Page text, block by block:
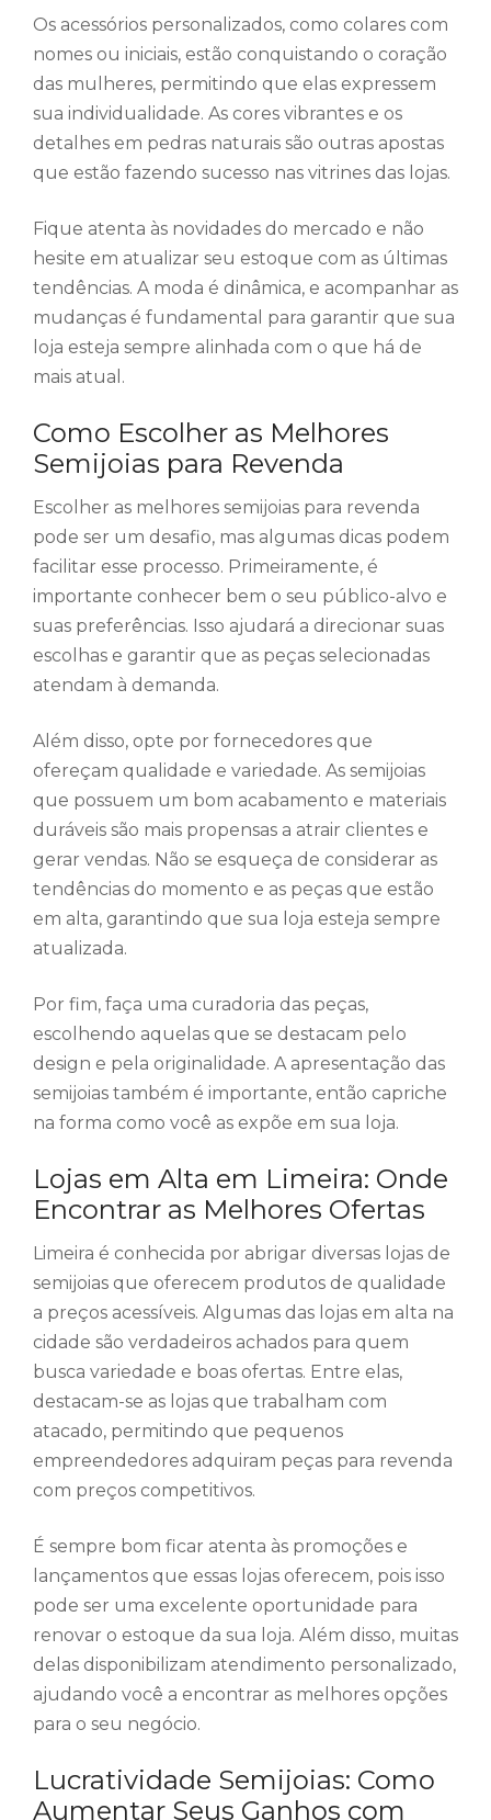
Os acessórios personalizados, como colares com
nomes ou iniciais, estão conquistando o coração
das mulheres, permitindo que elas expressem
sua individualidade. As cores vibrantes e os
detalhes em pedras naturais são outras apostas
que estão fazendo sucesso nas vitrines das lojas.
Fique atenta às novidades do mercado e não
hesite em atualizar seu estoque com as últimas
tendências. A moda é dinâmica, e acompanhar as
mudanças é fundamental para garantir que sua
loja esteja sempre alinhada com o que há de
mais atual.
Como Escolher as Melhores
Semijoias para Revenda
Escolher as melhores semijoias para revenda
pode ser um desafio, mas algumas dicas podem
facilitar esse processo. Primeiramente, é
importante conhecer bem o seu público-alvo e
suas preferências. Isso ajudará a direcionar suas
escolhas e garantir que as peças selecionadas
atendam à demanda.
Além disso, opte por fornecedores que
ofereçam qualidade e variedade. As semijoias
que possuem um bom acabamento e materiais
duráveis são mais propensas a atrair clientes e
gerar vendas. Não se esqueça de considerar as
tendências do momento e as peças que estão
em alta, garantindo que sua loja esteja sempre
atualizada.
Por fim, faça uma curadoria das peças,
escolhendo aquelas que se destacam pelo
design e pela originalidade. A apresentação das
semijoias também é importante, então capriche
na forma como você as expõe em sua loja.
Lojas em Alta em Limeira: Onde
Encontrar as Melhores Ofertas
Limeira é conhecida por abrigar diversas lojas de
semijoias que oferecem produtos de qualidade
a preços acessíveis. Algumas das lojas em alta na
cidade são verdadeiros achados para quem
busca variedade e boas ofertas. Entre elas,
destacam-se as lojas que trabalham com
atacado, permitindo que pequenos
empreendedores adquiram peças para revenda
com preços competitivos.
É sempre bom ficar atenta às promoções e
lançamentos que essas lojas oferecem, pois isso
pode ser uma excelente oportunidade para
renovar o estoque da sua loja. Além disso, muitas
delas disponibilizam atendimento personalizado,
ajudando você a encontrar as melhores opções
para o seu negócio.
Lucratividade Semijoias: Como
Aumentar Seus Ganhos com